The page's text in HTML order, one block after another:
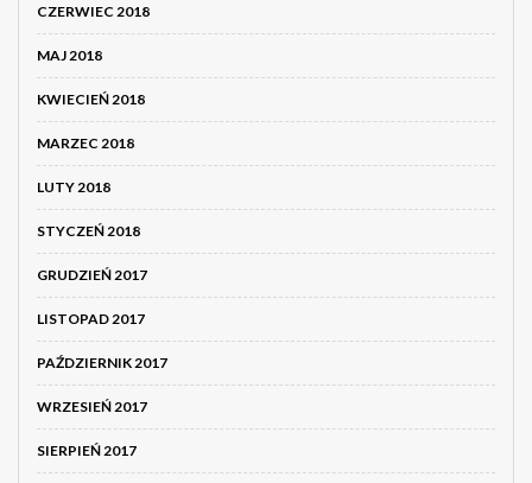
CZERWIEC 2018
MAJ 2018
KWIECIEŃ 2018
MARZEC 2018
LUTY 2018
STYCZEŃ 2018
GRUDZIEŃ 2017
LISTOPAD 2017
PAŹDZIERNIK 2017
WRZESIEŃ 2017
SIERPIEŃ 2017